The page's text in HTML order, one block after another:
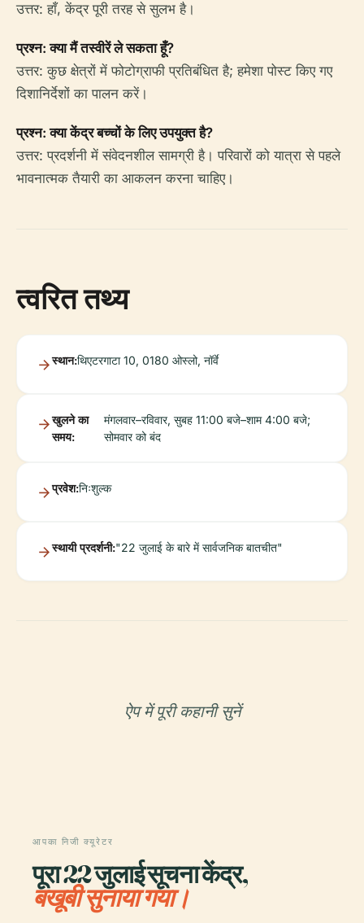
उत्तर: हाँ, केंद्र पूरी तरह से सुलभ है।
प्रश्न: क्या मैं तस्वीरें ले सकता हूँ?
उत्तर: कुछ क्षेत्रों में फोटोग्राफी प्रतिबंधित है; हमेशा पोस्ट किए गए
दिशानिर्देशों का पालन करें।
प्रश्न: क्या केंद्र बच्चों के लिए उपयुक्त है?
उत्तर: प्रदर्शनी में संवेदनशील सामग्री है। परिवारों को यात्रा से पहले
भावनात्मक तैयारी का आकलन करना चाहिए।
त्वरित तथ्य
स्थान:थिएटरगाटा 10, 0180 ओस्लो, नॉर्वे
खुलने का
समय:
मंगलवार–रविवार, सुबह 11:00 बजे–शाम 4:00 बजे;
सोमवार को बंद
प्रवेश:निःशुल्क
स्थायी प्रदर्शनी:"22 जुलाई के बारे में सार्वजनिक बातचीत"
ऐप में पूरी कहानी सुनें
आपका निजी क्यूरेटर
पूरा 22 जुलाई सूचना केंद्र,
बखूबी सुनाया गया।